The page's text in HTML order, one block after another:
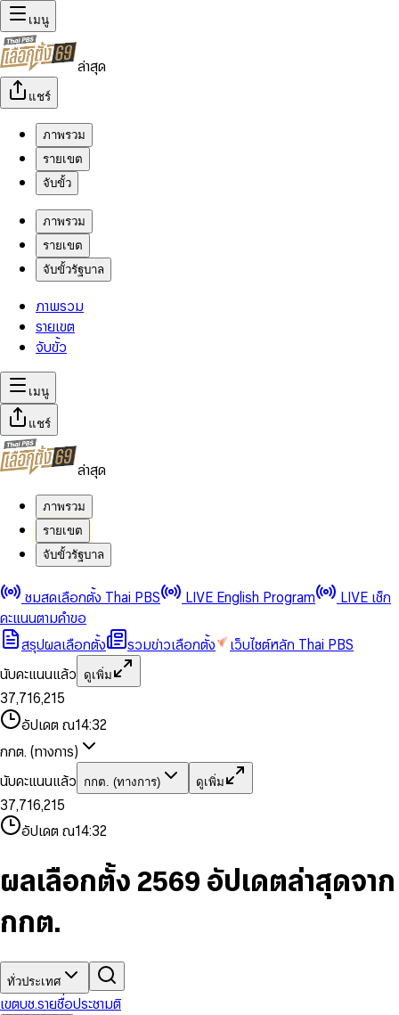
เมนู
ล่าสุด
แชร์
ภาพรวม
รายเขต
จับขั้ว
ภาพรวม
รายเขต
จับขั้วรัฐบาล
ภาพรวม
รายเขต
จับขั้ว
เมนู
แชร์
ล่าสุด
ภาพรวม
รายเขต
จับขั้วรัฐบาล
ชมสดเลือกตั้ง Thai PBS LIVE English Program
LIVE เช็ก
คะแนนตามคำขอ
สรุปผลเลือกตั้ง
รวมข่าวเลือกตั้ง
เว็บไซต์หลัก Thai PBS
นับคะแนนแล้ว
ดูเพิ่ม
0
1
2
3
4
5
6
8
9
0
1
2
3
4
5
6
7
8
9
,
0
1
2
4
6
7
8
9
0
1
2
3
4
5
6
7
8
9
0
1
3
5
6
7
8
9
,
1
2
4
5
7
8
9
0
1
3
4
6
7
8
9
0
2
3
4
5
7
8
อัปเดต ณ14:32
กกต. (ทางการ)
นับคะแนนแล้ว
กกต. (ทางการ) ดูเพิ่ม
0
1
2
3
4
5
7
8
0
1
2
4
5
6
7
8
9
,
0
1
2
4
6
7
8
9
0
1
2
3
5
6
8
9
0
1
3
5
6
7
8
,
1
2
4
6
7
9
0
1
3
5
6
8
9
0
2
3
4
5
7
9
อัปเดต ณ14:32
ผลเลือกตั้ง 2569 อัปเดตล่าสุดจาก
กกต.
ทั่วประเทศ
เขตบช.รายชื่อประชามติ